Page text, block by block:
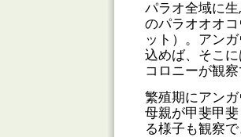
パラオ全域に
のパラオオオ
ット）。アン
込めば、そこ
コロニーが観
繁殖期にアン
母親が甲斐甲
る様子も観察